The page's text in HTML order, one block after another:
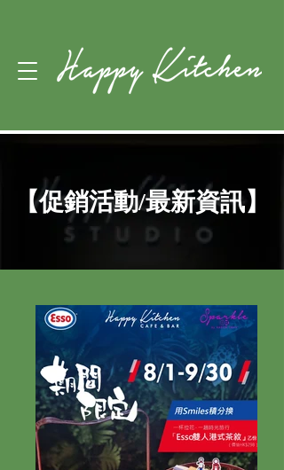
【促銷活動/最新資訊】